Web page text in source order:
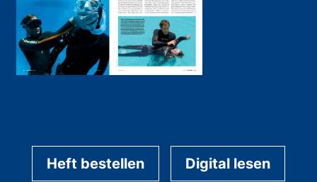
Heft bestellen Digital lesen